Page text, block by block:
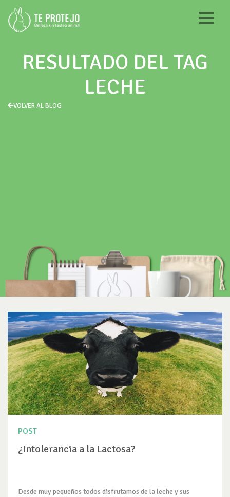
RESULTADO DEL TAG
LECHE
VOLVER AL BLOG
POST
¿Intolerancia a la Lactosa?
Desde muy pequeños todos disfrutamos de la leche y sus